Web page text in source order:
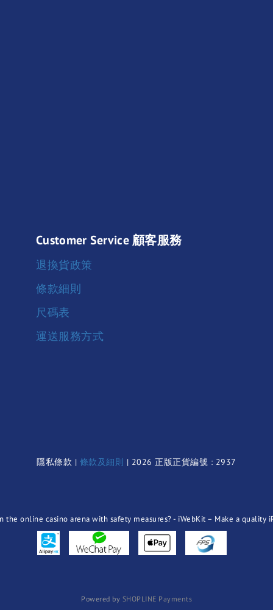
Customer Service 顧客服務
退換貨政策
條款細則
尺碼表
運送服務方式
隱私條款 | 條款及細則 | 2026 正版正貨編號 : 2937
Powered by SHOPLINE Payments